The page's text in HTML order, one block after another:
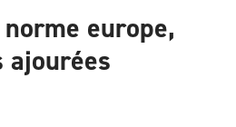
europe,
ajourées